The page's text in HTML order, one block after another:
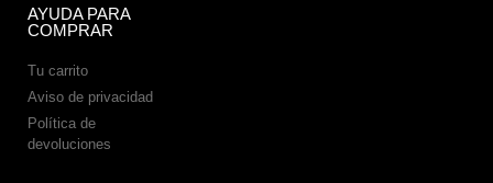
AYUDA PARA
COMPRAR
Tu carrito
Aviso de privacidad
Política de
devoluciones